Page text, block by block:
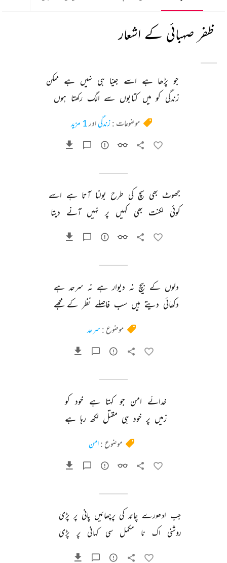
ظفر صہبائی کے اشعار
جو پڑھا ہے اسے جینا ہی نہیں ہے ممکن
زندگی کو میں کتابوں سے الگ رکھتا ہوں
موضوعات :زندگیاور1 مزید
جھوٹ بھی سچ کی طرح بولنا آتا ہے اسے
کوئی لکنت بھی کہیں پر نہیں آنے دیتا
دلوں کے بیچ نہ دیوار ہے نہ سرحد ہے
دکھائی دیتے ہیں سب فاصلے نظر کے مجھے
موضوع :سرحد
خدائے امن جو کہتا ہے خود کو
زمیں پر خود ہی مقتل لکھ رہا ہے
موضوع :امن
جب ادھورے چاند کی پرچھائیں پانی پر پڑی
روشنی
اک نا مکمل سی کہانی پر پڑی